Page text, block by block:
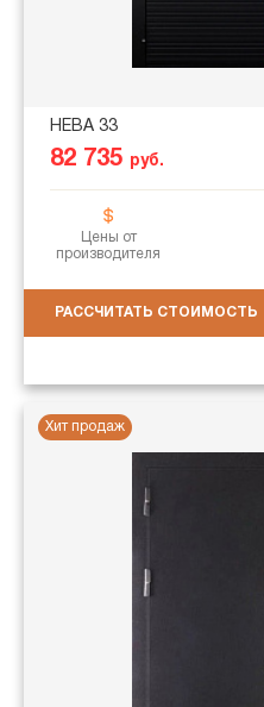
НЕВА 33
82 735 руб.
Цены от
производителя
РАССЧИТАТЬ СТОИМОСТЬ
Хит продаж